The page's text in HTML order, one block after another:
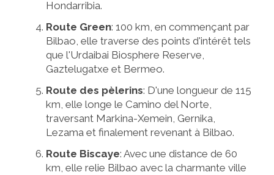
Hondarribia.
Route Green: 100 km, en commençant par
Bilbao, elle traverse des points d'intérêt tels
que l'Urdaibai Biosphere Reserve,
Gaztelugatxe et Bermeo.
Route des pèlerins: D'une longueur de 115
km, elle longe le Camino del Norte,
traversant Markina-Xemein, Gernika,
Lezama et finalement revenant à Bilbao.
Route Biscaye: Avec une distance de 60
km, elle relie Bilbao avec la charmante ville